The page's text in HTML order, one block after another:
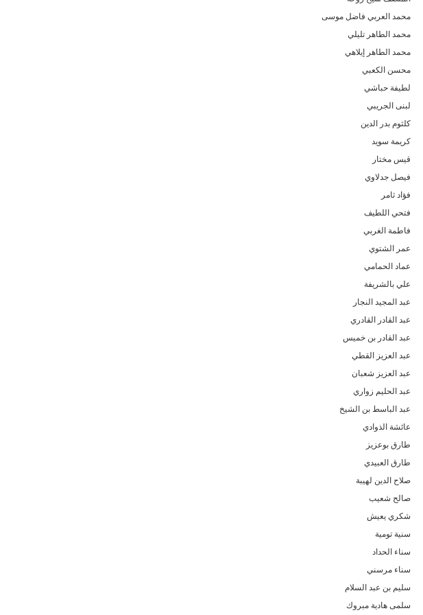
محمد العربي فاضل موسى
محمد الطاهر تليلي
محمد الطاهر إيلاهي
محسن الكعبي
لطيفة حباشي
لبنى الجريبي
كلثوم بدر الدين
كريمة سويد
قيس مختار
فيصل جدلاوي
فؤاد ثامر
فتحي اللطيف
فاطمة الغربي
عمر الشتوي
عماد الحمامي
علي بالشريفة
عبد المجيد النجار
عبد القادر القادري
عبد القادر بن خميس
عبد العزيز القطي
عبد العزيز شعبان
عبد الحليم زواري
عبد الباسط بن الشيخ
عائشة الذوادي
طارق بوعزيز
طارق العبيدي
صلاح الدين لهيبة
صالح شعيب
شكري يعيش
سنية تومية
سناء الحداد
سناء مرسني
سليم بن عبد السلام
سلمى هادية مبروك